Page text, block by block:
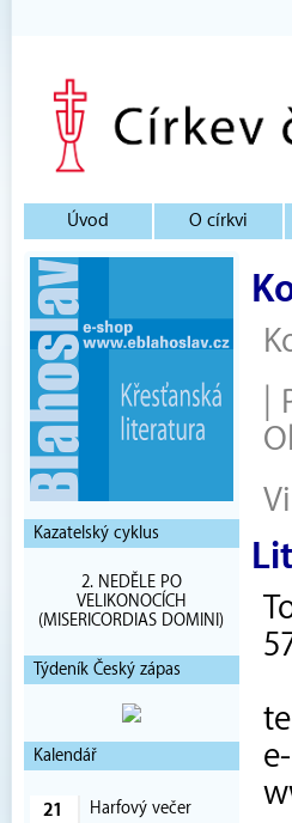
Úvod O církvi
Kazatelský cyklus
2. NEDĚLE PO
VELIKONOCÍCH
(MISERICORDIAS DOMINI)
Týdeník Český zápas
Kalendář
21 Harfový večer